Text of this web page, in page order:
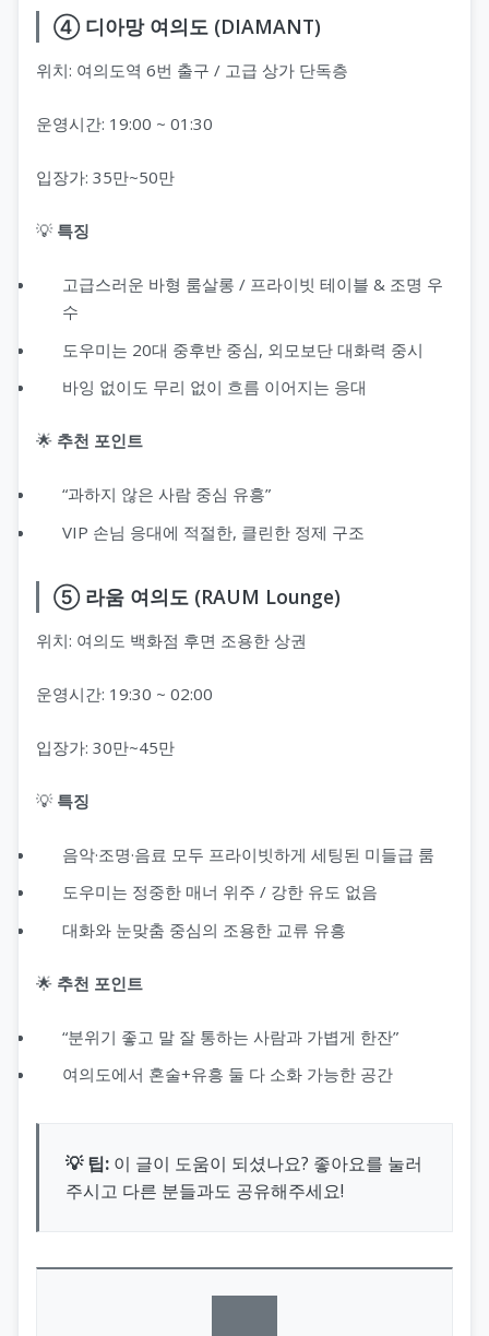
④ 디아망 여의도 (DIAMANT)
위치: 여의도역 6번 출구 / 고급 상가 단독층
운영시간: 19:00 ~ 01:30
입장가: 35만~50만
💡 특징
고급스러운 바형 룸살롱 / 프라이빗 테이블 & 조명 우
수
도우미는 20대 중후반 중심, 외모보단 대화력 중시
바잉 없이도 무리 없이 흐름 이어지는 응대
🌟 추천 포인트
“과하지 않은 사람 중심 유흥”
VIP 손님 응대에 적절한, 클린한 정제 구조
⑤ 라움 여의도 (RAUM Lounge)
위치: 여의도 백화점 후면 조용한 상권
운영시간: 19:30 ~ 02:00
입장가: 30만~45만
💡 특징
음악·조명·음료 모두 프라이빗하게 세팅된 미들급 룸
도우미는 정중한 매너 위주 / 강한 유도 없음
대화와 눈맞춤 중심의 조용한 교류 유흥
🌟 추천 포인트
“분위기 좋고 말 잘 통하는 사람과 가볍게 한잔”
여의도에서 혼술+유흥 둘 다 소화 가능한 공간
💡 팁: 이 글이 도움이 되셨나요? 좋아요를 눌러
주시고 다른 분들과도 공유해주세요!